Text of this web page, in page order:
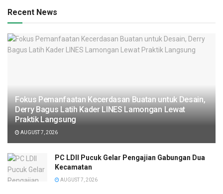
Recent News
Fokus Pemanfaatan Kecerdasan Buatan untuk Desain,
Derry Bagus Latih Kader LINES Lamongan Lewat
Praktik Langsung
AUGUST 7, 2026
PC LDII Pucuk Gelar Pengajian Gabungan Dua
Kecamatan
AUGUST 7, 2026